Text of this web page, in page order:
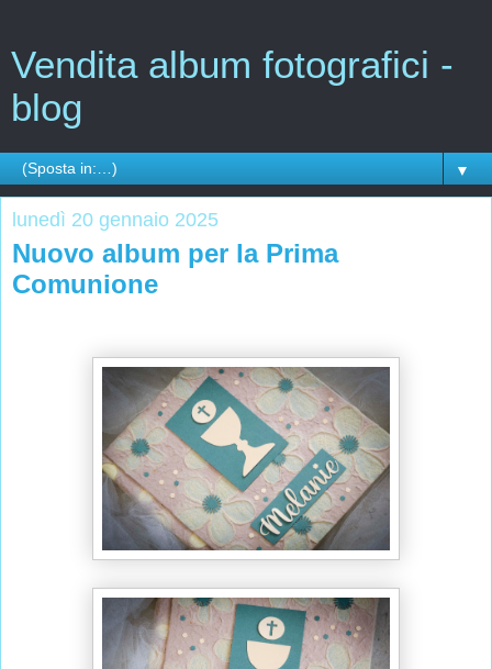
Vendita album fotografici -
blog
▼
lunedì 20 gennaio 2025
Nuovo album per la Prima
Comunione